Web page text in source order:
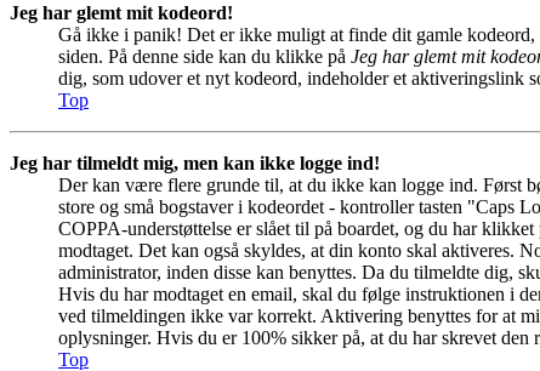
Jeg har glemt mit kodeord!
Gå ikke i panik! Det er ikke muligt at finde dit gamle
siden. På denne side kan du klikke på Jeg har glemt mit
dig, som udover et nyt kodeord, indeholder et aktiveringslink
Top
Jeg har tilmeldt mig, men kan ikke logge ind!
Der kan være flere grunde til, at du ikke kan logge ind. Først
store og små bogstaver i kodeordet - kontroller tasten "Caps
COPPA-understøttelse er slået til på boardet, og du har klikket
modtaget. Det kan også skyldes, at din konto skal aktiveres.
administrator, inden disse kan benyttes. Da du tilmeldte dig,
Hvis du har modtaget en email, skal du følge instruktionen i
ved tilmeldingen ikke var korrekt. Aktivering benyttes for at
oplysninger. Hvis du er 100% sikker på, at du har skrevet den
Top